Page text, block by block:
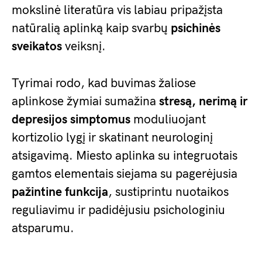
mokslinė literatūra vis labiau pripažįsta
natūralią aplinką kaip svarbų psichinės
sveikatos veiksnį.
Tyrimai rodo, kad buvimas žaliose
aplinkose žymiai sumažina stresą, nerimą ir
depresijos simptomus moduliuojant
kortizolio lygį ir skatinant neurologinį
atsigavimą. Miesto aplinka su integruotais
gamtos elementais siejama su pagerėjusia
pažintine funkcija, sustiprintu nuotaikos
reguliavimu ir padidėjusiu psichologiniu
atsparumu.